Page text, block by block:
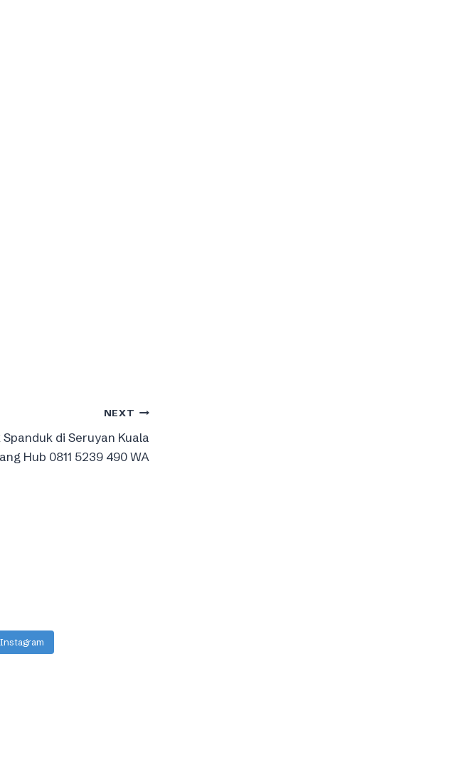
NEXT
Spanduk di Seruyan Kuala
Hub 0811 5239 490 WA